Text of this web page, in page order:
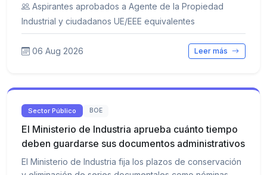
Aspirantes aprobados a Agente de la Propiedad
Industrial y ciudadanos UE/EEE equivalentes
06 Aug 2026 Leer más
Sector Público BOE
El Ministerio de Industria aprueba cuánto tiempo
deben guardarse sus documentos administrativos
El Ministerio de Industria fija los plazos de conservación